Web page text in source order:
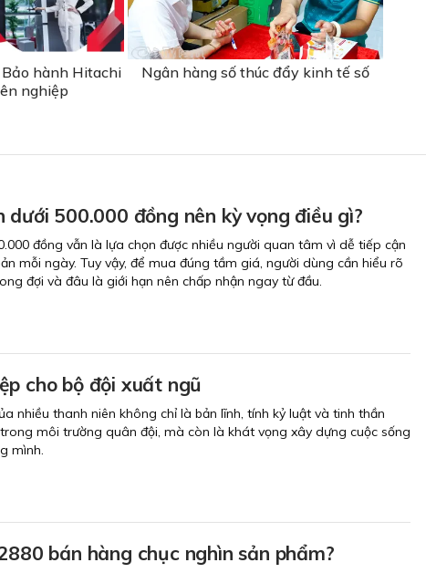
hành Hitachi
nghiệp
Ngân hàng số thúc đẩy kinh tế số
dưới 500.000 đồng nên kỳ vọng điều gì?
đồng vẫn là lựa chọn được nhiều người quan tâm vì dễ tiếp cận
mỗi ngày. Tuy vậy, để mua đúng tầm giá, người dùng cần hiểu rõ
đợi và đâu là giới hạn nên chấp nhận ngay từ đầu.
cho bộ đội xuất ngũ
nhiều thanh niên không chỉ là bản lĩnh, tính kỷ luật và tinh thần
môi trường quân đội, mà còn là khát vọng xây dựng cuộc sống
mình.
bán hàng chục nghìn sản phẩm?